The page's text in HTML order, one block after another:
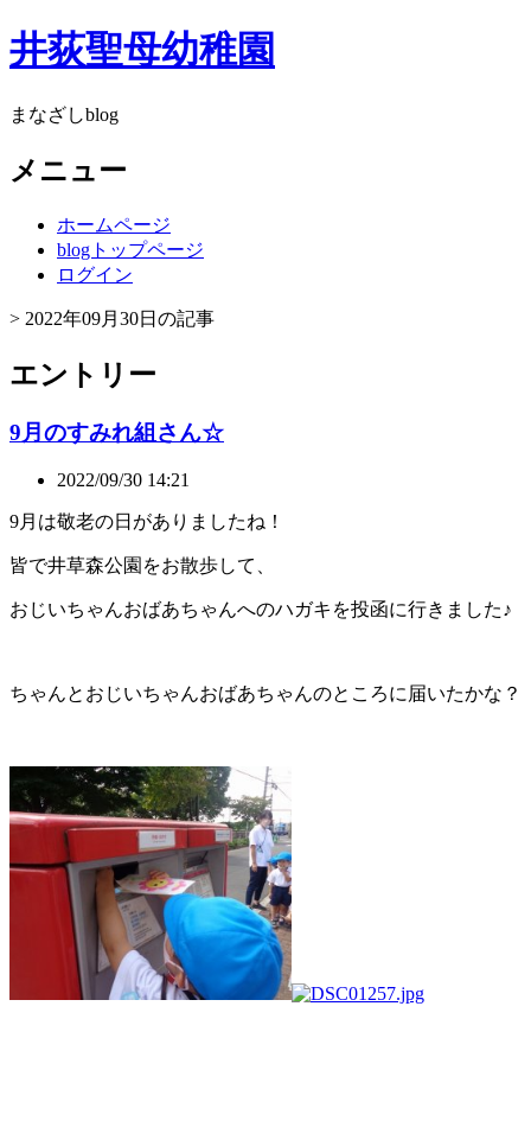
井荻聖母幼稚園
まなざしblog
メニュー
ホームページ
blogトップページ
ログイン
> 2022年09月30日の記事
エントリー
9月のすみれ組さん☆
2022/09/30 14:21
9月は敬老の日がありましたね！
皆で井草森公園をお散歩して、
おじいちゃんおばあちゃんへのハガキを投函に行きました♪
ちゃんとおじいちゃんおばあちゃんのところに届いたかな？